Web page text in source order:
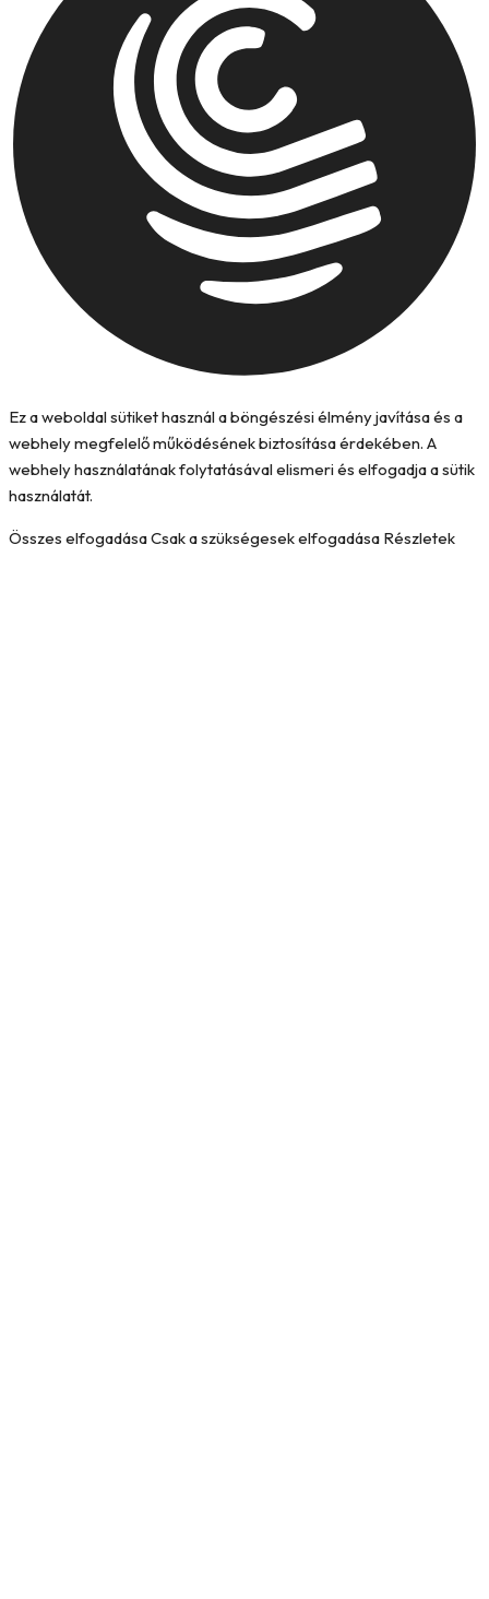
Ez a weboldal sütiket használ a böngészési élmény javítása és a
webhely megfelelő működésének biztosítása érdekében. A
webhely használatának folytatásával elismeri és elfogadja a sütik
használatát.
Összes elfogadásaCsak a szükségesek elfogadása Részletek